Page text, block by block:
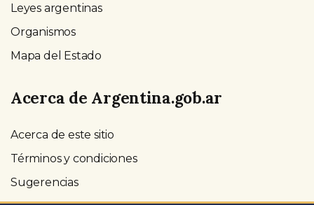
Leyes argentinas
Organismos
Mapa del Estado
Acerca de Argentina.gob.ar
Acerca de este sitio
Términos y condiciones
Sugerencias